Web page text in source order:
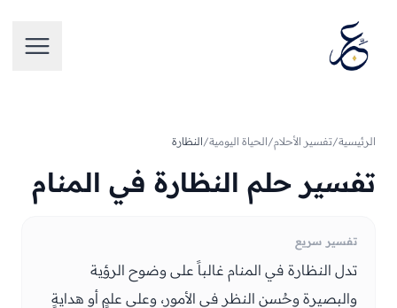
فتح
الرئيسية/تفسير الأحلام/الحياة اليومية/النظارة
تفسير حلم النظارة في المنام
تفسير سريع
تدل النظارة في المنام غالباً على وضوح الرؤية
والبصيرة وحُسن النظر في الأمور، وعلى علمٍ أو هدايةٍ